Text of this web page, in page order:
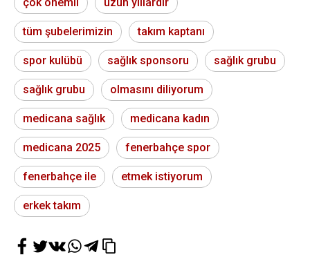
çok önemli uzun yıllardır
tüm şubelerimizin takım kaptanı
spor kulübü sağlık sponsoru sağlık grubu
sağlık grubu olmasını diliyorum
medicana sağlık medicana kadın
medicana 2025 fenerbahçe spor
fenerbahçe ile etmek istiyorum
erkek takım